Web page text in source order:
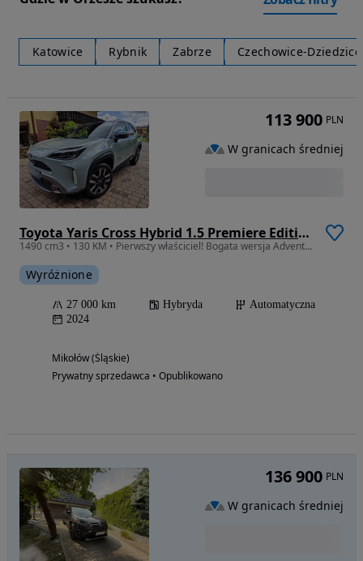
Katowice Rybnik Zabrze Czechowice-Dziedzice
Toyota Yaris Cross Hybrid 1.5 Premiere Edition
1490 cm3 • 130 KM • Pierwszy właściciel! Bogata wersja Adventure
Wyróżnione
27 000 km Hybryda
Automatyczna
2024
Mikołów (Śląskie)
Prywatny sprzedawca • Opublikowano
113 900 PLN
W granicach średniej
136 900 PLN
W granicach średniej